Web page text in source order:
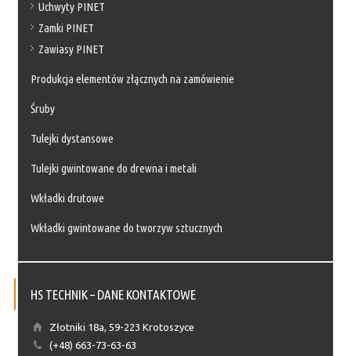
Uchwyty PINET
Zamki PINET
Zawiasy PINET
Produkcja elementów złącznych na zamówienie
Śruby
Tulejki dystansowe
Tulejki gwintowane do drewna i metali
Wkładki drutowe
Wkładki gwintowane do tworzyw sztucznych
HS TECHNIK – DANE KONTAKTOWE
Złotniki 18a, 59-223 Krotoszyce
(+48) 663-73-63-63